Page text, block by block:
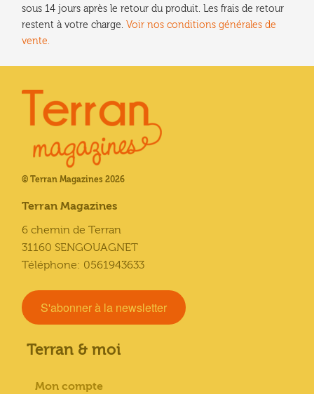
sous 14 jours après le retour du produit. Les frais de retour
restent à votre charge. Voir nos conditions générales de
vente.
© Terran Magazines 2026
Terran Magazines
6 chemin de Terran
31160 SENGOUAGNET
Téléphone: 0561943633
S'abonner à la newsletter
Terran & moi
Mon compte